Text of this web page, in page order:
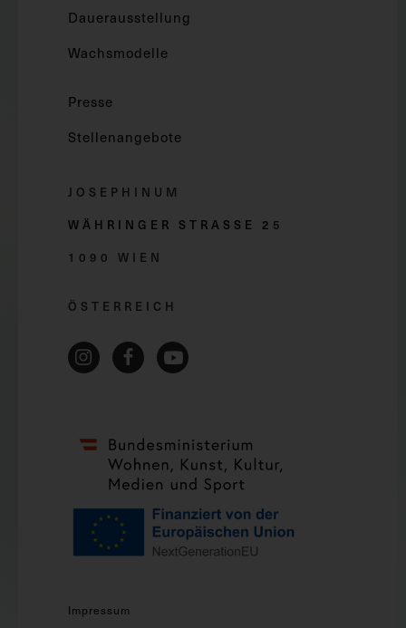
Dauerausstellung
Wachsmodelle
Presse
Stellenangebote
JOSEPHINUM
WÄHRINGER STRASSE 2 5
1090 WIEN
ÖSTERREICH
Impressum